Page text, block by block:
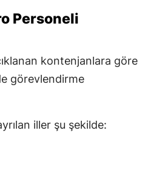
Personeli
kontenjanlara göre
görevlendirme
iller şu şekilde: